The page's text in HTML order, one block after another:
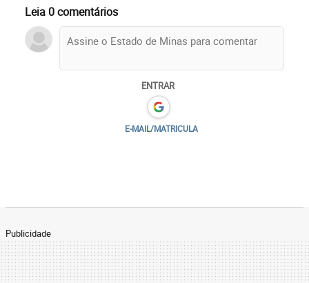
Leia 0 comentários
ENTRAR
E-MAIL/MATRICULA
Publicidade